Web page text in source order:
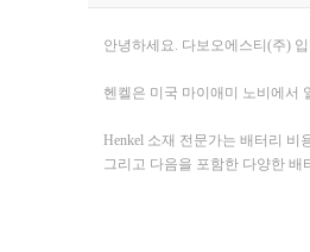
안녕하세요. 다보오에스티(주)
헨켈은 미국 마이애미 노비에서
Henkel 소재 전문가는 배터리
그리고 다음을 포함한 다양한